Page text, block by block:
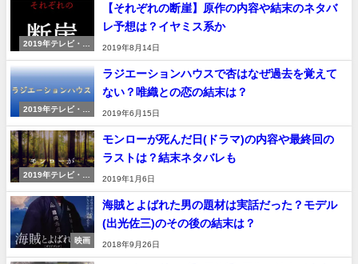
2019年テレビ・ド
【それぞれの断崖】原作の内容や結末のネタバ
レ予想は？イヤミス系か
2019年8月14日
2019年テレビ・ド
ラジエーションハウスで杏はなぜ過去を覚えて
ない？唯織との恋の結末は？
2019年6月15日
2019年テレビ・ド
モンローが死んだ日(ドラマ)の内容や最終回の
ラストは？結末ネタバレも
2019年1月6日
映画
海賊とよばれた男の題材は実話だった？モデル
(出光佐三)のその後の結末は？
2018年9月26日